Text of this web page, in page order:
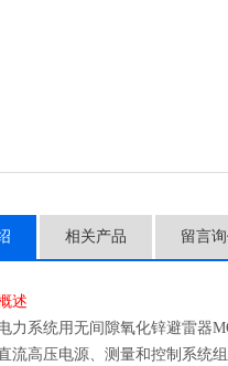
相关产品 留言
述
力系统用无间隙氧化锌避雷器
流高压电源、测量和控制系统